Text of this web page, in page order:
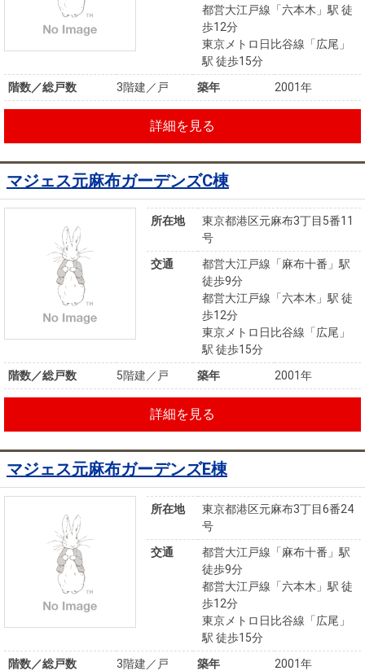
都営大江戸線「六本木」駅 徒
歩12分
東京メトロ日比谷線「広尾」
駅 徒歩15分
階数／総戸数
3階建／戸 築年 2001年
詳細を見る
マジェス元麻布ガーデンズC棟
所在地
東京都港区元麻布3丁目5番11
号
交通
都営大江戸線「麻布十番」駅
徒歩9分
都営大江戸線「六本木」駅 徒
歩12分
東京メトロ日比谷線「広尾」
駅 徒歩15分
階数／総戸数
5階建／戸 築年 2001年
詳細を見る
マジェス元麻布ガーデンズE棟
所在地
東京都港区元麻布3丁目6番24
号
交通
都営大江戸線「麻布十番」駅
徒歩9分
都営大江戸線「六本木」駅 徒
歩12分
東京メトロ日比谷線「広尾」
駅 徒歩15分
階数／総戸数
3階建／戸 築年 2001年